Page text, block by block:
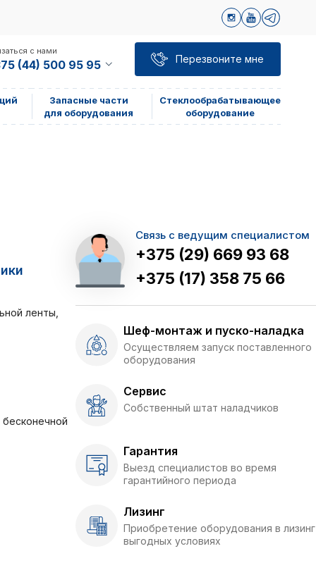
с нами
(44) 500 95 95 Перезвоните мне
Запасные части
для оборудования
Стеклообрабатывающее
оборудование
ленты,
Связь с ведущим специалистом
+375 (29) 669 93 68
+375 (17) 358 75 66
Шеф-монтаж и пуско-наладка
Осуществляем запуск поставленного
оборудования
Сервис
Собственный штат наладчиков
Гарантия
Выезд специалистов во время
гарантийного периода
Лизинг
Приобретение оборудования в
выгодных условиях